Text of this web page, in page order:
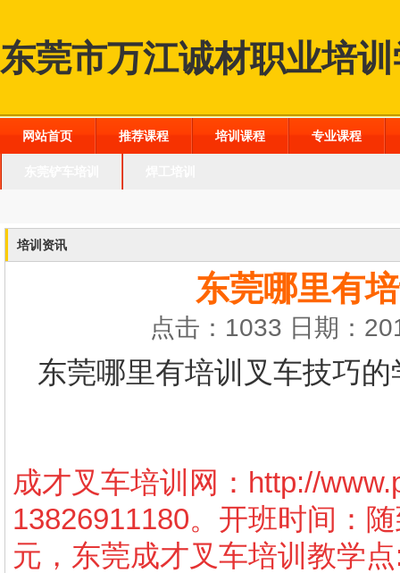
东莞市万江诚材职业培
网站首页 推荐课程 培训课程 专业课程
培训资讯
东莞哪里有
点击：1033 日期：
东莞哪里有培训叉车技巧的
成才叉车培训网： http://
13826911180。开班时间：
元，东莞成才叉车培训教学点